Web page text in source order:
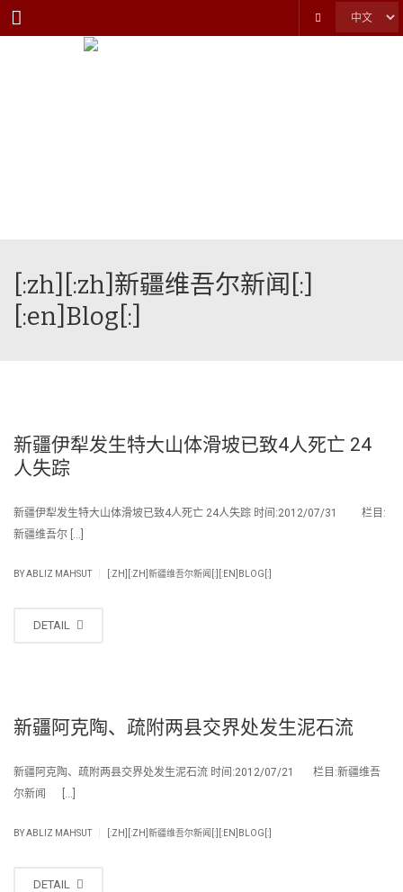
Menu
[:zh][:zh]新疆维吾尔新闻[:]
[:en]Blog[:]
新疆伊犁发生特大山体滑坡已致4人死亡 24
人失踪
新疆伊犁发生特大山体滑坡已致4人死亡 24人失踪 时间:2012/07/31 栏目:
新疆维吾尔 […]
BYABLIZ MAHSUT [:ZH][:ZH]新疆维吾尔新闻[:][:EN]BLOG[:]
DETAIL
新疆阿克陶、疏附两县交界处发生泥石流
新疆阿克陶、疏附两县交界处发生泥石流 时间:2012/07/21 栏目:新疆维吾
尔新闻 […]
BYABLIZ MAHSUT [:ZH][:ZH]新疆维吾尔新闻[:][:EN]BLOG[:]
DETAIL